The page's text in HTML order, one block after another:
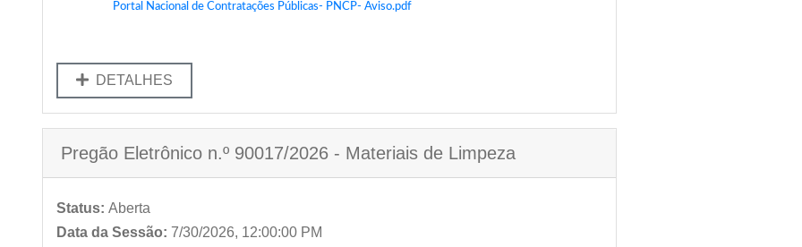
Portal Nacional de Contratações Públicas- PNCP- Aviso.pdf
DETALHES
Pregão Eletrônico n.º 90017/2026 - Materiais de Limpeza
Status: Aberta
Data da Sessão: 7/30/2026, 12:00:00 PM